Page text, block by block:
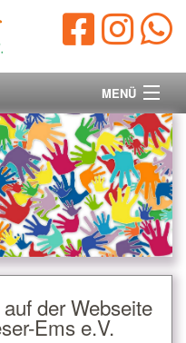
MENÜ
der Webseite
Ems e.V.